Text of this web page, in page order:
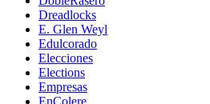
Dreadlocks
E. Glen Weyl
Edulcorado
Elecciones
Elections
Empresas